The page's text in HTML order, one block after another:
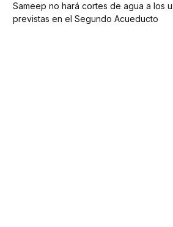
Sameep no hará cortes de agua a los
previstas en el Segundo Acueducto